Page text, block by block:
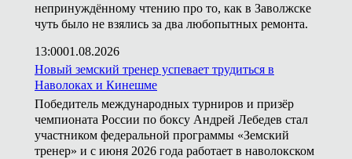
непринуждённому чтению про то, как в Заволжске
чуть было не взялись за два любопытных ремонта.
13:0001.08.2026
Новый земский тренер успевает трудиться в
Наволоках и Кинешме
Победитель международных турниров и призёр
чемпионата России по боксу Андрей Лебедев стал
участником федеральной программы «Земский
тренер» и с июня 2026 года работает в наволокском